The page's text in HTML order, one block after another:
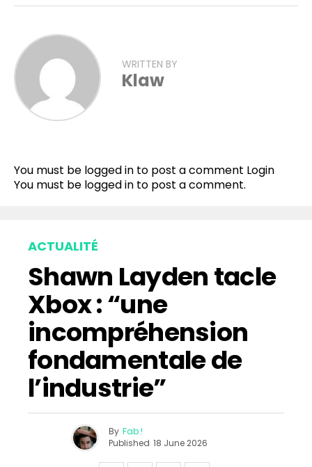
WRITTEN BY
Klaw
You must be logged in to post a comment Login
You must be logged in to post a comment.
ACTUALITÉ
Shawn Layden tacle
Xbox : “une
incompréhension
fondamentale de
l’industrie”
By Fab !
Published 18 June 2026